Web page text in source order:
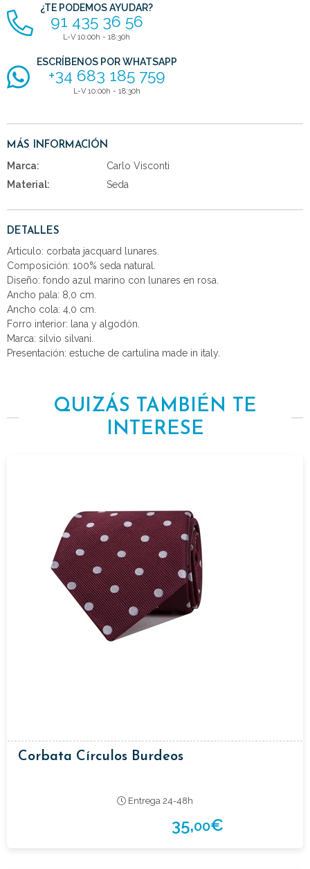
¿TE PODEMOS AYUDAR?
91 435 36 56
L-V 10:00h - 18:30h
ESCRÍBENOS POR WHATSAPP
+34 683 185 759
L-V 10:00h - 18:30h
MÁS INFORMACIÓN
Marca:
Carlo Visconti
Material:
Seda
DETALLES
Articulo: corbata jacquard lunares.
Composición: 100% seda natural.
Diseño: fondo azul marino con lunares en rosa.
Ancho pala: 8,0 cm.
Ancho cola: 4,0 cm.
Forro interior: lana y algodón.
Marca: silvio silvani.
Presentación: estuche de cartulina made in italy.
QUIZÁS TAMBIÉN TE
INTERESE
Corbata Círculos Burdeos
Entrega 24-48h
35,00€